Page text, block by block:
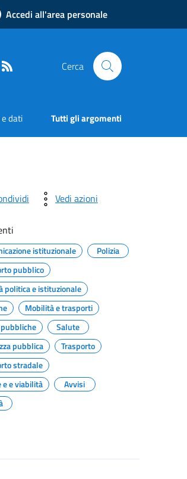
Accedi all'area personale
Cerca
dati Tutti gli argomenti
Vedi azioni
istituzionale
Polizia
pubblico
politica e istituzionale
Mobilità e trasporti
Salute
pubblica
Trasporto
stradale
e e viabilità
Avvisi